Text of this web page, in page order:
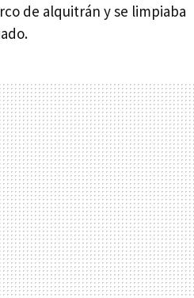
de alquitrán y se limpiaba